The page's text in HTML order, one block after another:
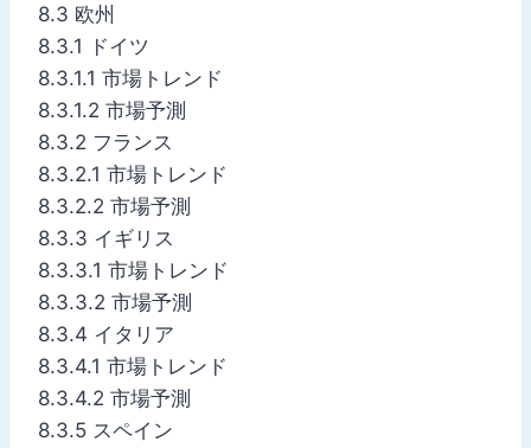
8.3 欧州
8.3.1 ドイツ
8.3.1.1 市場トレンド
8.3.1.2 市場予測
8.3.2 フランス
8.3.2.1 市場トレンド
8.3.2.2 市場予測
8.3.3 イギリス
8.3.3.1 市場トレンド
8.3.3.2 市場予測
8.3.4 イタリア
8.3.4.1 市場トレンド
8.3.4.2 市場予測
8.3.5 スペイン